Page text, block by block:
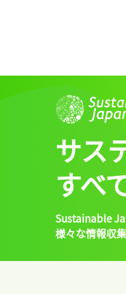
サス
すべ
Sustainable
様々な情報収